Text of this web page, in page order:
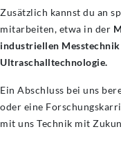
Zusätzlich kannst du an
mitarbeiten, etwa in der
industriellen
Ultraschalltechnologie.
Ein Abschluss bei uns
oder eine
mit uns Technik mit